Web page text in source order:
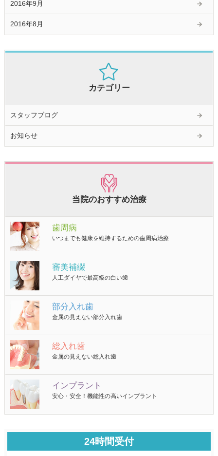
2016年9月
2016年8月
カテゴリー
スタッフブログ
お知らせ
当院のおすすめ治療
歯周病
いつまでも健康を維持するための歯周病治療
審美補綴
人工ダイヤで最高級の白い歯
部分入れ歯
金属の見えない部分入れ歯
総入れ歯
金属の見えない総入れ歯
インプラント
安心・安全！機能性の高いインプラント
24時間受付